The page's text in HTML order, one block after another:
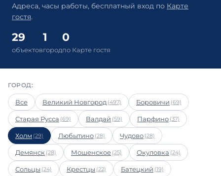
Адреса, часы работы, бесплатный вход по Карте
гостя.
29
объектов
1
город
0
по Карте гостя
ГОРОД:
Все Великий Новгород (497) Боровичи (69)
Старая Русса (69) Валдай (59) Парфино (37)
Холм (29) Любытино (28) Чудово (28)
Демянск (28) Мошенское (25) Окуловка (24)
Сольцы (24) Крестцы (22) Батецкий (19)